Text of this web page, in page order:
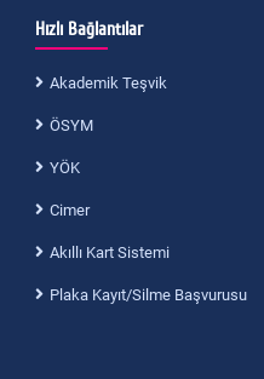
Hızlı Bağlantılar
Akademik Teşvik
ÖSYM
YÖK
Cimer
Akıllı Kart Sistemi
Plaka Kayıt/Silme Başvurusu